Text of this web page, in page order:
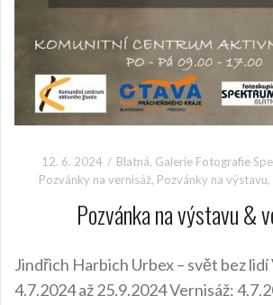
12. 6. 2024 Blatná, Galerie Fotografie
Pozvánky na vernisáž, Pozvánky na výstavu,
Pozvánka na výstavu &
Jindřich Harbich Urbex – svět bez lidí
4.7.2024 až 25.9.2024 Vernisáž: